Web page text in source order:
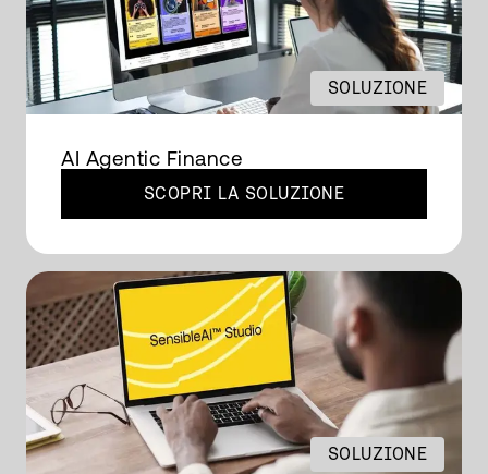
SOLUZIONE
AI Agentic Finance
SCOPRI LA SOLUZIONE
SOLUZIONE